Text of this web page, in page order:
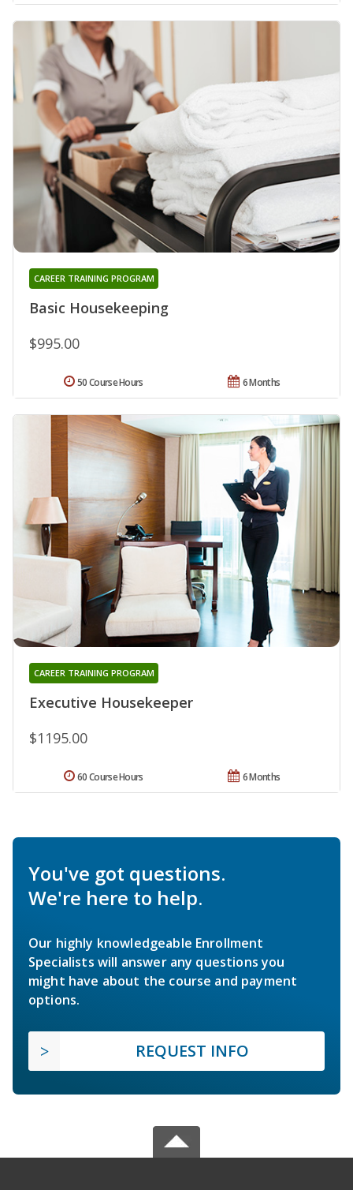
Basic Housekeeping
CAREER TRAINING PROGRAM
$995.00
6 Months
50 Course Hours
Executive Housekeeper
CAREER TRAINING PROGRAM
$1195.00
6 Months
60 Course Hours
You've got questions.
We're here to help.
Our highly knowledgeable Enrollment
Specialists will answer any questions you
might have about the course and payment
options.
REQUEST INFO